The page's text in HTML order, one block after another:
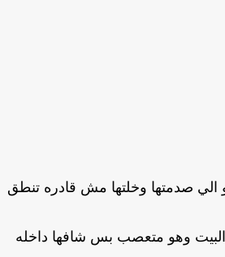
صدمتها وخلتها مش قادره تنطق
وهو متعصب بس شافها داخله